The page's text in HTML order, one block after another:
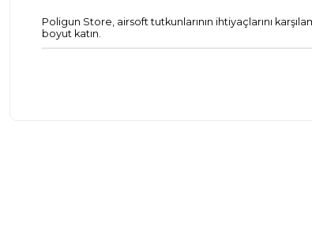
Poligun Store, airsoft tutkunlarının ihtiyaçlarını
boyut katın.